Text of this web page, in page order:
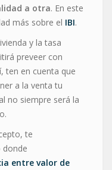
a otra. En este
más sobre el IBI.
y la tasa
preveer con
ten en cuenta que
a la venta tu
no siempre será la
te
donde
entre valor de